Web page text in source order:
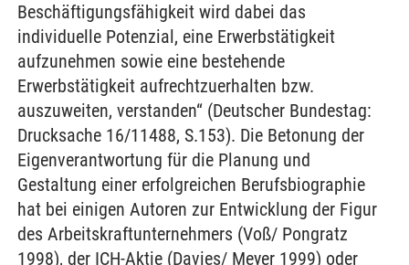
Beschäftigungsfähigkeit wird dabei das
individuelle Potenzial, eine Erwerbstätigkeit
aufzunehmen sowie eine bestehende
Erwerbstätigkeit aufrechtzuerhalten bzw.
auszuweiten, verstanden“ (Deutscher Bundestag:
Drucksache 16/11488, S.153). Die Betonung der
Eigenverantwortung für die Planung und
Gestaltung einer erfolgreichen Berufsbiographie
hat bei einigen Autoren zur Entwicklung der Figur
des Arbeitskraftunternehmers (Voß/ Pongratz
1998), der ICH-Aktie (Davies/ Meyer 1999) oder